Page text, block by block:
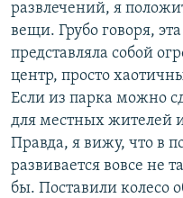
развлечений, я
вещи. Грубо говоря, эта
представляла собой
центр, просто
Если из парка можно
для местных жителей
Правда, я вижу, что в
развивается вовсе не
бы. Поставили колесо